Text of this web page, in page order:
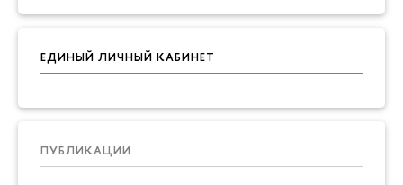
ЕДИНЫЙ ЛИЧНЫЙ КАБИНЕТ
ПУБЛИКАЦИИ